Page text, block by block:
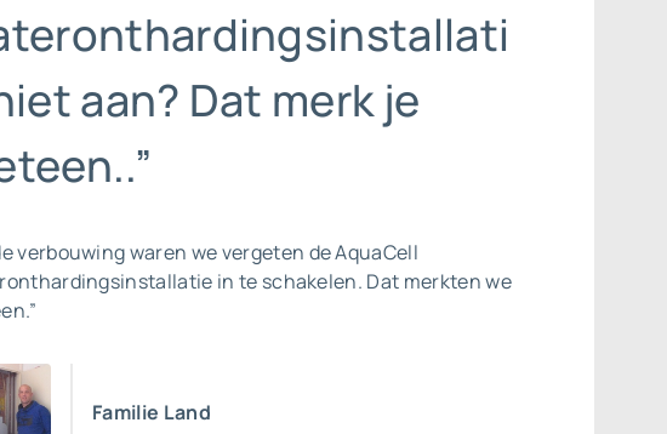
aan? Dat merk je
verbouwing waren we vergeten de AquaCell
in te schakelen. Dat merkten we
Familie Land